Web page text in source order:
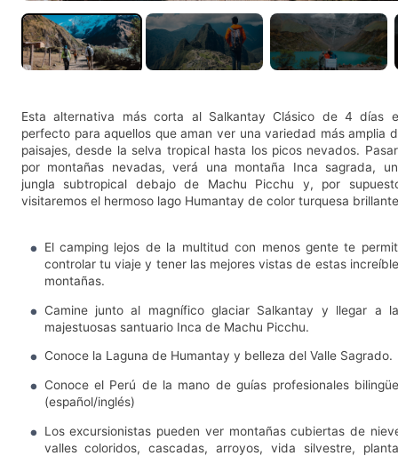
Esta alternativa más corta al Salkantay Clásico de 4 días
perfecto para aquellos que aman ver una variedad más amplia
paisajes, desde la selva tropical hasta los picos nevados.
por montañas nevadas, verá una montaña Inca sagrada,
jungla subtropical debajo de Machu Picchu y, por
visitaremos el hermoso lago Humantay de color turquesa
El camping lejos de la multitud con menos gente te
controlar tu viaje y tener las mejores vistas de estas
montañas.
Camine junto al magnífico glaciar Salkantay y llegar a
majestuosas santuario Inca de Machu Picchu.
Conoce la Laguna de Humantay y belleza del Valle Sagrado.
Conoce el Perú de la mano de guías profesionales
(español/inglés)
Los excursionistas pueden ver montañas cubiertas de
valles coloridos, cascadas, arroyos, vida silvestre,